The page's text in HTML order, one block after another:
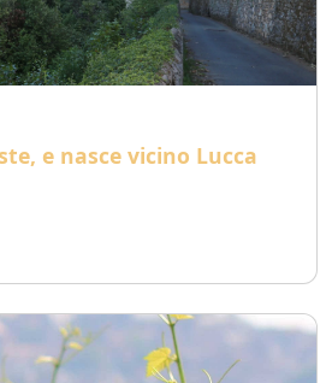
e nasce vicino Lucca